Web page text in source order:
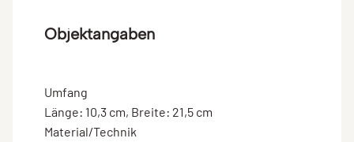
Objektangaben
Umfang
Länge: 10,3 cm, Breite: 21,5 cm
Material/Technik